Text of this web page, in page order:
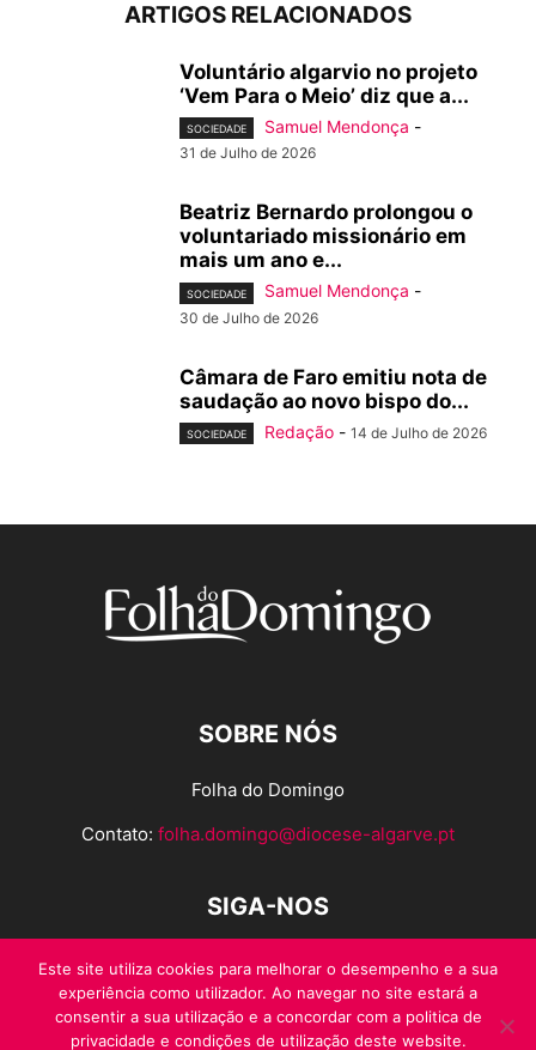
ARTIGOS RELACIONADOS
Voluntário algarvio no projeto
‘Vem Para o Meio’ diz que a...
SOCIEDADE Samuel Mendonça -
31 de Julho de 2026
Beatriz Bernardo prolongou o
voluntariado missionário em
mais um ano e...
SOCIEDADE Samuel Mendonça -
30 de Julho de 2026
Câmara de Faro emitiu nota de
saudação ao novo bispo do...
SOCIEDADE Redação - 14 de Julho de 2026
SOBRE NÓS
Folha do Domingo
Contato: folha.domingo@diocese-algarve.pt
SIGA-NOS
Este site utiliza cookies para melhorar o desempenho e a sua
experiência como utilizador. Ao navegar no site estará a
consentir a sua utilização e a concordar com a politica de
privacidade e condições de utilização deste website.